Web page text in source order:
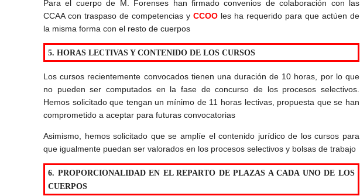
Para el cuerpo de M. Forenses han firmado convenios de colaboración con las
CCAA con traspaso de competencias y CCOO les ha requerido para que actúen de
la misma forma con el resto de cuerpos
5. HORAS LECTIVAS Y CONTENIDO DE LOS CURSOS
Los cursos recientemente convocados tienen una duración de 10 horas, por lo que
no pueden ser computados en la fase de concurso de los procesos selectivos.
Hemos solicitado que tengan un mínimo de 11 horas lectivas, propuesta que se han
comprometido a aceptar para futuras convocatorias
Asimismo, hemos solicitado que se amplíe el contenido jurídico de los cursos para
que igualmente puedan ser valorados en los procesos selectivos y bolsas de trabajo
6. PROPORCIONALIDAD EN EL REPARTO DE PLAZAS A CADA UNO DE LOS
CUERPOS